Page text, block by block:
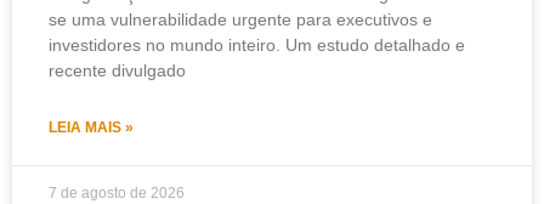
se uma vulnerabilidade urgente para executivos e
investidores no mundo inteiro. Um estudo detalhado e
recente divulgado
LEIA MAIS »
7 de agosto de 2026